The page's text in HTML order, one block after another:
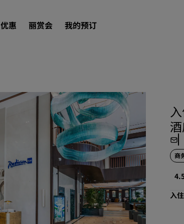
优惠 丽赏会 我的预订
目的地
度假酒店
服务式公寓
机场酒店
新开业和即将开业的酒店
会议和活动
探索丽笙会议
商
入住